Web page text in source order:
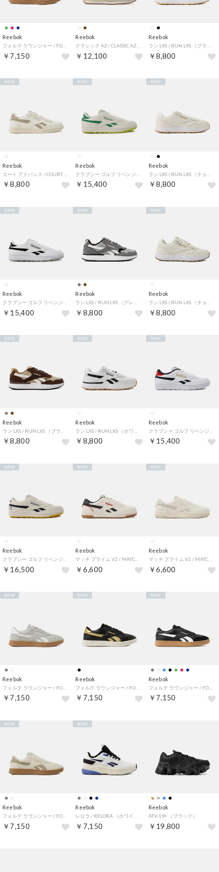
Reebok
￥7,150
Reebok
￥12,100
Reebok
￥8,800
Reebok
￥8,800
NEW
Reebok
￥15,400
NEW
Reebok
￥8,800
NEW
Reebok
クラブシー ゴルフ リベンジ / CLUB C GOLF REVENGE （ホワイト/ブラック）
￥15,400
NEW
Reebok
ラン LXS / RUN LXS （グレー）
￥8,800
NEW
Reebok
ラン LXS / RUN LXS （チョーク）
￥8,800
NEW
Reebok
￥8,800
NEW
Reebok
￥8,800
NEW
Reebok
￥15,400
NEW
Reebok
クラブシー ゴルフ リベンジ / CLUB C GOLF REVENGE （チョーク/ネイビー）
￥16,500
NEW
Reebok
マッチ プライム V2 / MATCH PRIME V2 （チョーク）
￥6,600
NEW
Reebok
マッチ プライム V2 / MATCH PRIME V2 （チョーク）
￥6,600
NEW
Reebok
￥7,150
NEW
Reebok
￥7,150
NEW
Reebok
フォルテ ラウンジャー / FORTE LOUNGER （ブラック）
￥7,150
NEW
Reebok
フォルテ ラウンジャー / FORTE LOUNGER （チョーク）
￥7,150
NEW
Reebok
レロラ / RELORA （ホワイト/ブルー）
￥7,150
NEW
Reebok
ATV-19+ （ブラック）
￥19,800